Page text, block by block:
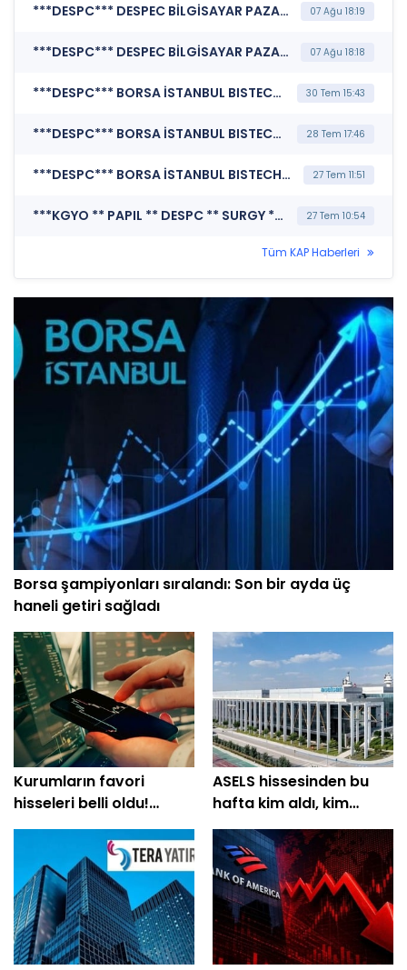
***DESPC*** DESPEC BİLGİSAYAR PAZARLAMA VE TİCARET A.Ş. (Faaliyet Raporu (Konsolide Olmayan)) 07 Ağu 18:19
***DESPC*** DESPEC BİLGİSAYAR PAZARLAMA VE TİCARET A.Ş. (Finansal Rapor ) 07 Ağu 18:18
***DESPC*** BORSA İSTANBUL BISTECH DEVRE KESİCİ UYGULAMASI (Pay Bazında Devre Kesici Bildirimi) 30 Tem 15:43
***DESPC*** BORSA İSTANBUL BISTECH DEVRE KESİCİ UYGULAMASI (Pay Bazında Devre Kesici Bildirimi) 28 Tem 17:46
***DESPC*** BORSA İSTANBUL BISTECH DEVRE KESİCİ UYGULAMASI (Pay Bazında Devre Kesici Bildirimi) 27 Tem 11:51
***KGYO ** PAPIL ** DESPC ** SURGY ** FZLGY*** MERKEZİ KAYIT KURULUŞU A.Ş. (SPK İşlem Yasağı Nedeniyle Pay Duyurusu) 27 Tem 10:54
Tüm KAP Haberleri
Borsa şampiyonları sıralandı: Son bir ayda üç
haneli getiri sağladı
Kurumların favori
hisseleri belli oldu!
Yüzde 200'e yakın getiri
ASELS hissesinden bu
hafta kim aldı, kim
sattı?